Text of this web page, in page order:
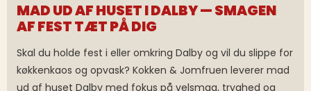
MAD UD AF HUSET I DALBY — SMAGEN
AF FEST TÆT PÅ DIG
Skal du holde fest i eller omkring Dalby og vil du slippe for
køkkenkaos og opvask? Kokken & Jomfruen leverer mad
ud af huset Dalby med fokus på velsmag, tryghed og